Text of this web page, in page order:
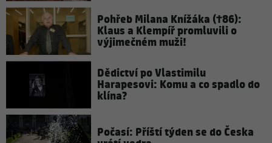
Pohřeb Milana Knížáka (†86):
Klaus a Klempíř promluvili o
výjimečném muži!
Dědictví po Vlastimilu
Harapesovi: Komu a co spadlo do
klína?
Počasí: Příští týden se do Česka